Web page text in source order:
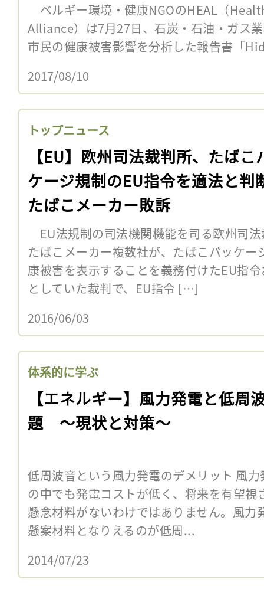
ベルギー環境・健康NGOのHEAL（
Alliance）は7月27日、石炭・石油・ガス
市民の健康被害影響を分析した報告書「
2017/08/10
トップニュース
【EU】欧州司法裁判所、たばこ
ケージ規制のEU指令を適法と判
たばこメーカー敗訴
EU法規制の司法機関機能を司る欧州司
たばこメーカー複数社が、たばこパッケ
康被害を表示することを義務付けたEU指
としていた裁判で、EU指令 […]
2016/06/03
体系的に学ぶ
【エネルギー】風力発電と低周
題 〜現状と対策〜
低周波音という風力発電のデメリット 風
の中でも発電コストが低く、将来を有望
懸念材料がないわけではありません。風力
懸案材料となりえるのが低周...
2014/07/23